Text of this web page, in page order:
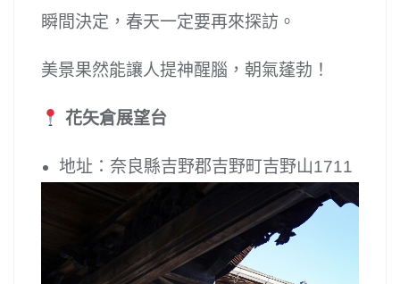
瞬間決定，春天一定要再來探訪。
美景果然能讓人提神醒腦，朝氣蓬勃！
花矢倉展望台
地址：奈良縣吉野郡吉野町吉野山1711